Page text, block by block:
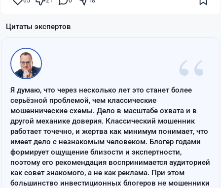
Цитаты экспертов
“
Я думаю, что через несколько лет это станет более
серьёзной проблемой, чем классические
мошеннические схемы. Дело в масштабе охвата и в
другой механике доверия. Классический мошенник
работает точечно, и жертва как минимум понимает, что
имеет дело с незнакомым человеком. Блогер годами
формирует ощущение близости и экспертности,
поэтому его рекомендация воспринимается аудиторией
как совет знакомого, а не как реклама. При этом
большинство инвестиционных блогеров не мошенники